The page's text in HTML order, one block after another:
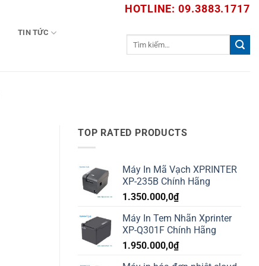
HOTLINE: 09.3883.1717
TIN TỨC
TOP RATED PRODUCTS
Máy In Mã Vạch XPRINTER
XP-235B Chính Hãng
1.350.000,0₫
Máy In Tem Nhãn Xprinter
XP-Q301F Chính Hãng
1.950.000,0₫